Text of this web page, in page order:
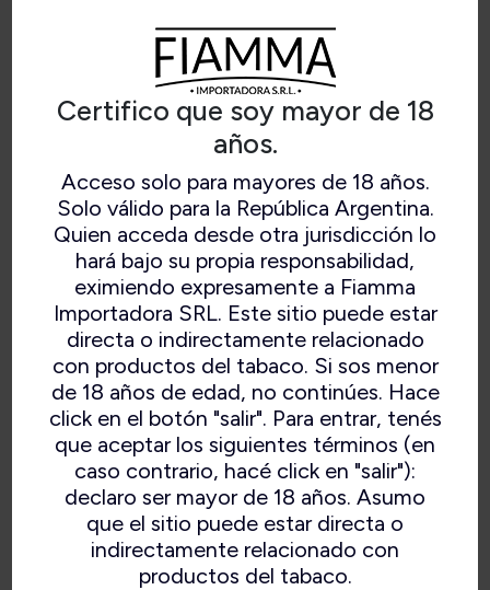
Certifico que soy mayor de 18
años.
Acceso solo para mayores de 18 años.
Solo válido para la República Argentina.
Quien acceda desde otra jurisdicción lo
hará bajo su propia responsabilidad,
eximiendo expresamente a Fiamma
Importadora SRL. Este sitio puede estar
directa o indirectamente relacionado
con productos del tabaco. Si sos menor
de 18 años de edad, no continúes. Hace
click en el botón "salir". Para entrar, tenés
que aceptar los siguientes términos (en
caso contrario, hacé click en "salir"):
declaro ser mayor de 18 años. Asumo
que el sitio puede estar directa o
indirectamente relacionado con
productos del tabaco.
MC CONNELL NOTTING HILL
Mezcla inglesa de tabacos orientales, virginias y
latakia.